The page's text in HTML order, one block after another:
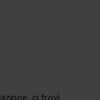
ci trovi